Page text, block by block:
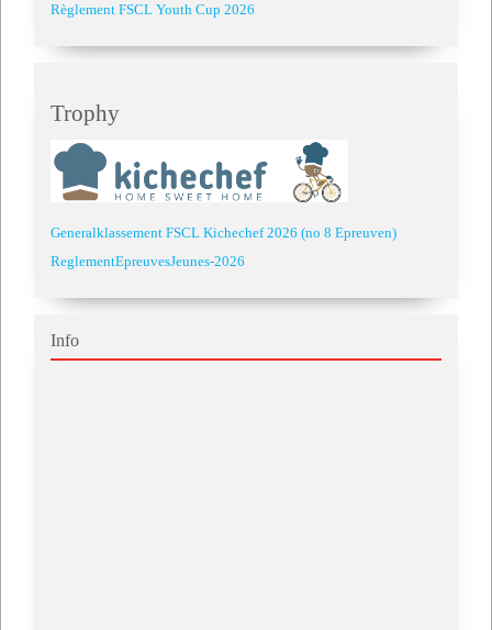
Règlement FSCL Youth Cup 2026
Trophy
Generalklassement FSCL Kichechef 2026 (no 8 Epreuven)
ReglementEpreuvesJeunes-2026
Info